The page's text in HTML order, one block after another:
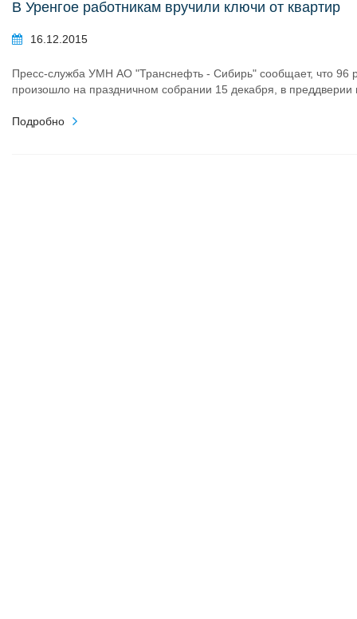
В Уренгое работникам вручили ключи от квартир
16.12.2015
Пресс-служба УМН АО "Транснефть - Сибирь" сообщает, что 96
произошло на праздничном собрании 15 декабря, в преддверии
Подробно